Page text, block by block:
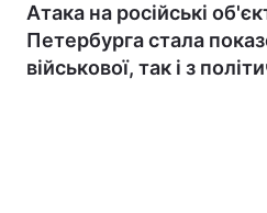
Атака на російські
Петербурга стала
військової, так і з